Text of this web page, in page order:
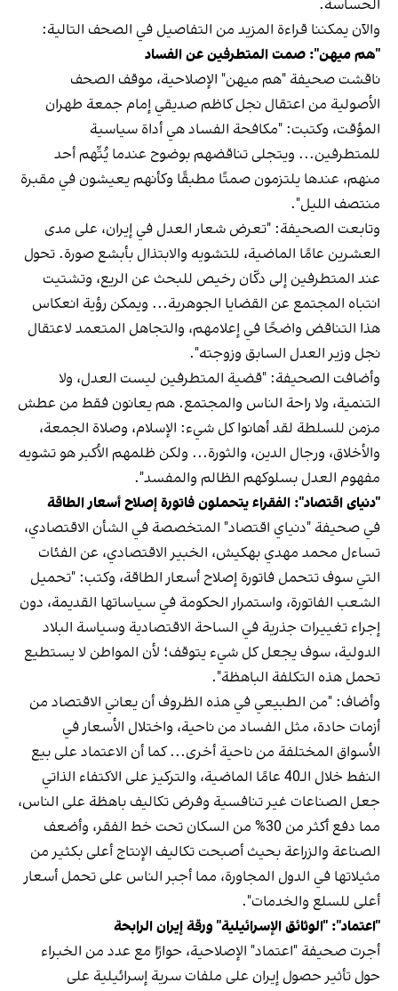
الحساسة.
والآن يمكننا قراءة المزيد من التفاصيل في الصحف التالية:
"هم ميهن": صمت المتطرفين عن الفساد
ناقشت صحيفة "هم ميهن" الإصلاحية، موقف الصحف
الأصولية من اعتقال نجل كاظم صديقي إمام جمعة طهران
المؤقت، وكتبت: "مكافحة الفساد هي أداة سياسية
للمتطرفين... ويتجلى تناقضهم بوضوح عندما يُتَّهم أحد
منهم، عندها يلتزمون صمتًا مطبقًا وكأنهم يعيشون في مقبرة
منتصف الليل".
وتابعت الصحيفة: "تعرض شعار العدل في إيران، على مدى
العشرين عامًا الماضية، للتشويه والابتذال بأبشع صورة. تحول
عند المتطرفين إلى دكّان رخيص للبحث عن الريع، وتشتيت
انتباه المجتمع عن القضايا الجوهرية... ويمكن رؤية انعكاس
هذا التناقض واضحًا في إعلامهم، والتجاهل المتعمد لاعتقال
نجل وزير العدل السابق وزوجته".
وأضافت الصحيفة: "قضية المتطرفين ليست العدل، ولا
التنمية، ولا راحة الناس والمجتمع. هم يعانون فقط من عطش
مزمن للسلطة لقد أهانوا كل شيء: الإسلام، وصلاة الجمعة،
والأخلاق، ورجال الدين، والثورة... ولكن ظلمهم الأكبر هو تشويه
مفهوم العدل بسلوكهم الظالم والمفسد".
"دنياى اقتصاد": الفقراء يتحملون فاتورة إصلاح أسعار الطاقة
في صحيفة "دنياي اقتصاد" المتخصصة في الشأن الاقتصادي،
تساءل محمد مهدي بهكیش، الخبير الاقتصادي، عن الفئات
التي سوف تتحمل فاتورة إصلاح أسعار الطاقة، وكتب: "تحميل
الشعب الفاتورة، واستمرار الحكومة في سياساتها القديمة، دون
إجراء تغييرات جذرية في الساحة الاقتصادية وسياسة البلاد
الدولية، سوف يجعل كل شيء يتوقف؛ لأن المواطن لا يستطيع
تحمل هذه التكلفة الباهظة".
وأضاف: "من الطبيعي في هذه الظروف أن يعاني الاقتصاد من
أزمات حادة، مثل الفساد من ناحية، واختلال الأسعار في
الأسواق المختلفة من ناحية أخرى... كما أن الاعتماد على بيع
النفط خلال الـ40 عامًا الماضية، والتركيز على الاكتفاء الذاتي
جعل الصناعات غير تنافسية وفرض تكاليف باهظة على الناس،
مما دفع أكثر من 30% من السكان تحت خط الفقر، وأضعف
الصناعة والزراعة بحيث أصبحت تكاليف الإنتاج أعلى بكثير من
مثيلاتها في الدول المجاورة، مما أجبر الناس على تحمل أسعار
أعلى للسلع والخدمات".
"اعتماد": "الوثائق الإسرائيلية" ورقة إيران الرابحة
أجرت صحيفة "اعتماد" الإصلاحية، حوارًا مع عدد من الخبراء
حول تأثير حصول إيران على ملفات سرية إسرائيلية على